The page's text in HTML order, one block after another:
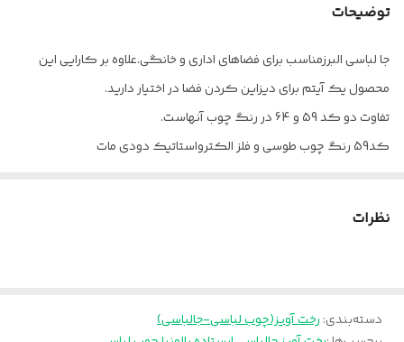
نحوه اتصال پیچ و مهره
توضیحات
جا لباسی البرزمناسب برای فضاهای اداری و خانگی.علاوه بر کارایی این
محصول یک آیتم برای دیزاین کردن فضا در اختیار دارید.
تفاوت دو کد 59 و 64 در رنگ چوب آنهاست.
کد59 رنگ چوب طوسی و فلز الکترواستاتیک دودی مات
آچار و نقشه راهنما میباشد. زمان تقریبی مونتاژ ده دقیقه است
نظرات
دسته‌بندی: رخت آویز(چوب لباسی-جالباسی)